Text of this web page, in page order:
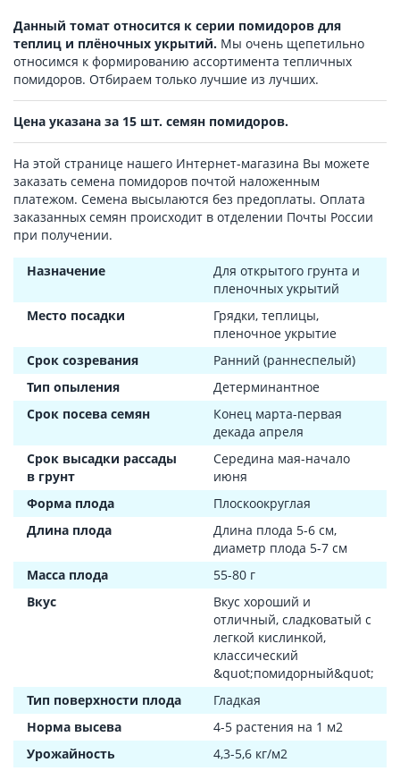
Данный томат относится к серии помидоров для
теплиц и плёночных укрытий. Мы очень щепетильно
относимся к формированию ассортимента тепличных
помидоров. Отбираем только лучшие из лучших.
Цена указана за 15 шт. семян помидоров.
На этой странице нашего Интернет-магазина Вы можете
заказать семена помидоров почтой наложенным
платежом. Семена высылаются без предоплаты. Оплата
заказанных семян происходит в отделении Почты России
при получении.
Назначение
Для открытого грунта и
пленочных укрытий
Место посадки
Грядки, теплицы,
пленочное укрытие
Срок созревания
Ранний (раннеспелый)
Тип опыления
Детерминантное
Срок посева семян
Конец марта-первая
декада апреля
Срок высадки рассады
в грунт
Середина мая-начало
июня
Форма плода
Плоскоокруглая
Длина плода
Длина плода 5-6 см,
диаметр плода 5-7 см
Масса плода
55-80 г
Вкус
Вкус хороший и
отличный, сладковатый с
легкой кислинкой,
классический
&quot;помидорный&quot;
Тип поверхности плода
Гладкая
Норма высева
4-5 растения на 1 м2
Урожайность
4,3-5,6 кг/м2